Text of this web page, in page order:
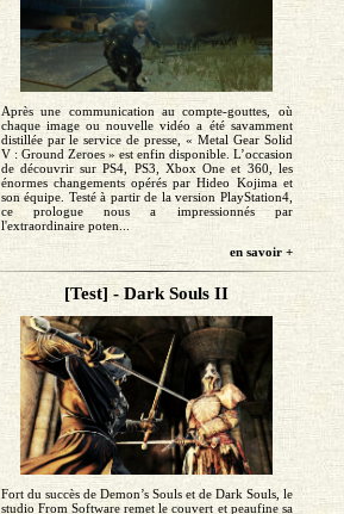
Après une communication au compte-gouttes, où
chaque image ou nouvelle vidéo a été savamment
distillée par le service de presse, « Metal Gear Solid
V : Ground Zeroes » est enfin disponible. L’occasion
de découvrir sur PS4, PS3, Xbox One et 360, les
énormes changements opérés par Hideo Kojima et
son équipe. Testé à partir de la version PlayStation4,
ce prologue nous a impressionnés par
l'extraordinaire poten...
en savoir +
[Test] - Dark Souls II
Fort du succès de Demon’s Souls et de Dark Souls, le
studio From Software remet le couvert et peaufine sa